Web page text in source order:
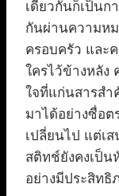
เดียวกันก็เป็นก
กันผ่านความหม
ครอบครัว และ
ใครไว้ข้างหลัง
ใจที่แก่นสารสำ
มาได้อย่างซื่อต
เปลี่ยนไป แต่เ
สติทช์ยังคงเป็
อย่างมีประสิทธิ